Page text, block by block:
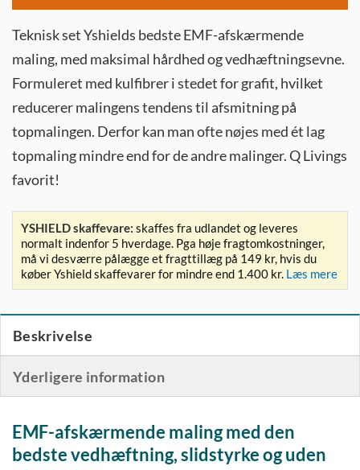
YSHIELD skaffevare: skaffes fra udlandet og leveres
normalt indenfor 5 hverdage. Pga høje fragtomkostninger,
må vi desværre pålægge et fragttillæg på 149 kr, hvis du
køber Yshield skaffevarer for mindre end 1.400 kr. Læs mere
Teknisk set Yshields bedste EMF-afskærmende
maling, med maksimal hårdhed og vedhæftningsevne.
Formuleret med kulfibrer i stedet for grafit, hvilket
reducerer malingens tendens til afsmitning på
topmalingen. Derfor kan man ofte nøjes med ét lag
topmaling mindre end for de andre malinger. Q Livings
favorit!
Beskrivelse
Yderligere information
EMF-afskærmende maling med den
bedste vedhæftning, slidstyrke og uden